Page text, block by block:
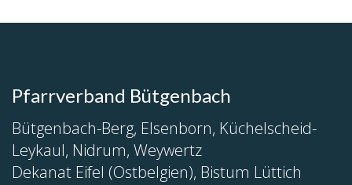
Pfarrverband Bütgenbach
Bütgenbach-Berg, Elsenborn, Küchelscheid-
Leykaul, Nidrum, Weywertz
Dekanat Eifel (Ostbelgien), Bistum Lüttich